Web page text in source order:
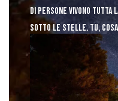
di persone vivono tutta
sotto le stelle. Tu,